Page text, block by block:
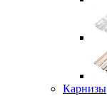
Карнизы